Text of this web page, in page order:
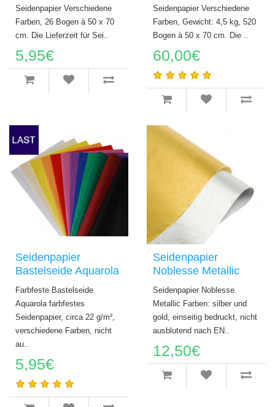
Seidenpapier Verschiedene
Farben, 26 Bogen à 50 x 70
cm. Die Lieferzeit für Sei..
5,95€
Seidenpapier Verschiedene
Farben, Gewicht: 4,5 kg, 520
Bogen à 50 x 70 cm. Die ..
60,00€
Seidenpapier
Bastelseide Aquarola
Farbfeste Bastelseide
Aquarola farbfestes
Seidenpapier, circa 22 g/m²,
verschiedene Farben, nicht
au..
5,95€
Seidenpapier
Noblesse Metallic
Seidenpapier Noblesse
Metallic Farben: silber und
gold, einseitig bedruckt, nicht
ausblutend nach EN..
12,50€